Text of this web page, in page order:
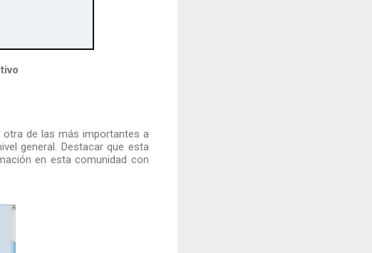
otra de las más importantes a
general. Destacar que esta
en esta comunidad con